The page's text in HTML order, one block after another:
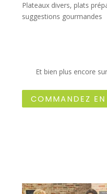
Plateaux divers, plats
suggestions gourmandes
Et bien plus encore
COMMANDEZ EN